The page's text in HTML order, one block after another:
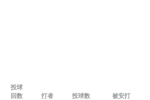
投球
回数
打者 投球数 被安打